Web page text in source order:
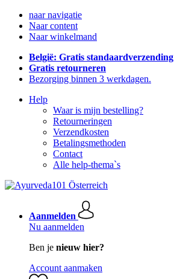
naar navigatie
Naar content
Naar winkelmand
België: Gratis standaardverzending
Gratis retourneren
Bezorging binnen 3 werkdagen.
Help
Waar is mijn bestelling?
Retourneringen
Verzendkosten
Betalingsmethoden
Contact
Alle help-thema`s
Aanmelden
Nu aanmelden
Ben je nieuw hier?
Account aanmaken